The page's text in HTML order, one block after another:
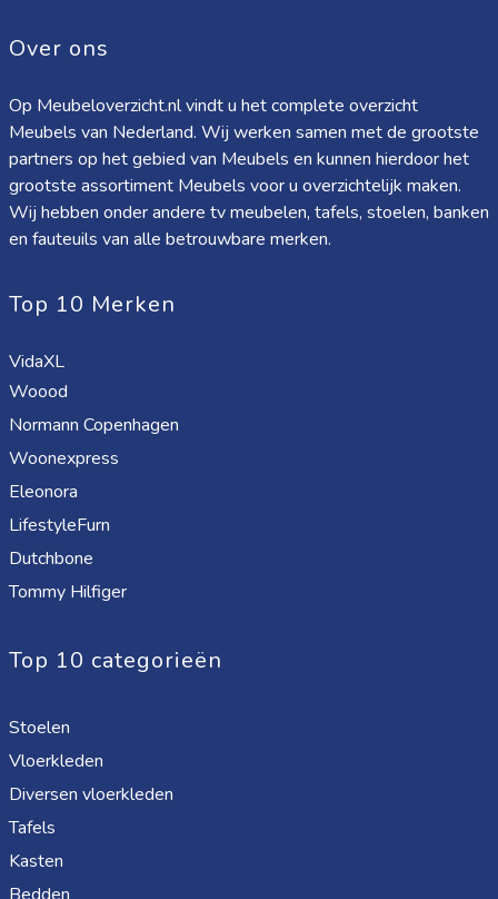
Over ons
Op Meubeloverzicht.nl vindt u het complete overzicht
Meubels van Nederland. Wij werken samen met de grootste
partners op het gebied van Meubels en kunnen hierdoor het
grootste assortiment Meubels voor u overzichtelijk maken.
Wij hebben onder andere tv meubelen, tafels, stoelen, banken
en fauteuils van alle betrouwbare merken.
Top 10 Merken
VidaXL
Woood
Normann Copenhagen
Woonexpress
Eleonora
LifestyleFurn
Dutchbone
Tommy Hilfiger
Top 10 categorieën
Stoelen
Vloerkleden
Diversen vloerkleden
Tafels
Kasten